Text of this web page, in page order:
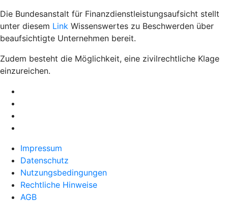
Die Bundesanstalt für Finanzdienstleistungsaufsicht stellt
unter diesem Link Wissenswertes zu Beschwerden über
beaufsichtigte Unternehmen bereit.
Zudem besteht die Möglichkeit, eine zivilrechtliche Klage
einzureichen.
Impressum
Datenschutz
Nutzungsbedingungen
Rechtliche Hinweise
AGB